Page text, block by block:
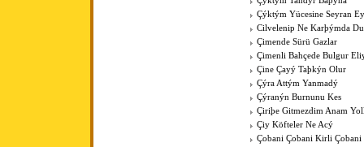
Çýktým Yücesine Seyran
Cilvelenip Ne Karþýmda
Çimende Sürü Gazlar
Çimenli Bahçede Bulgur
Çine Çayý Taþkýn Olur
Çýra Attým Yanmadý
Çýranýn Burnunu Kes
Çiriþe Gitmezdim Anam
Çiy Köfteler Ne Acý
Çobani Çobani Kirli Çobani